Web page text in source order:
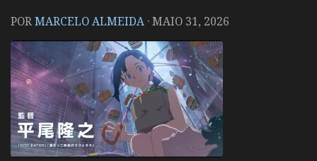
PORMARCELO ALMEIDA ·MAIO 31, 2026